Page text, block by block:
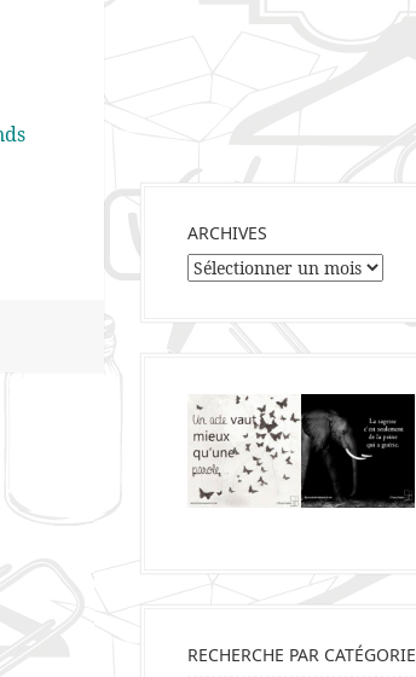
ARCHIVES
Archives
RECHERCHE PAR CATÉGORIE